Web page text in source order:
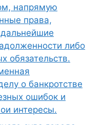
напрямую
права,
либо
обязательств.
о банкротстве
ошибок и
интересы.